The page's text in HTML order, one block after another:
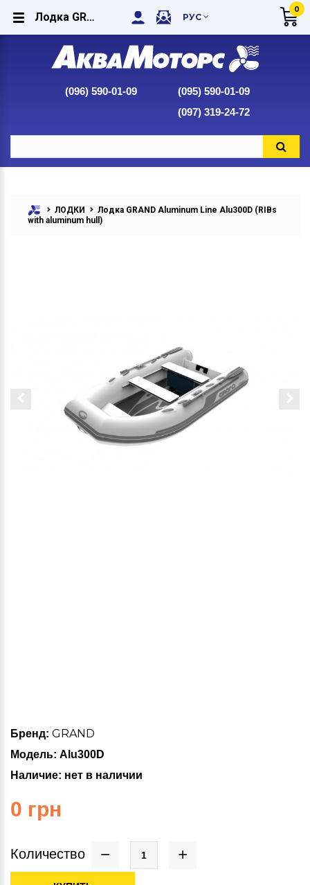
0
(095) 590-01-09
(096) 590-01-09
(097) 319-24-72
РУС
ЛОДКИ
Лодка GRAND Aluminum Line Alu300D (RIBs
with aluminum hull)
Бренд: GRAND
Модель: Alu300D
Наличие: нет в наличии
0 грн
Количество
Лодка GRAND Aluminum Line Alu300D (RIBs with aluminum hull) купить в интернет-магазине Аквамоторс